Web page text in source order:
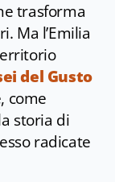
trasforma
Ma l’Emilia
del Gusto
come
storia di
radicate